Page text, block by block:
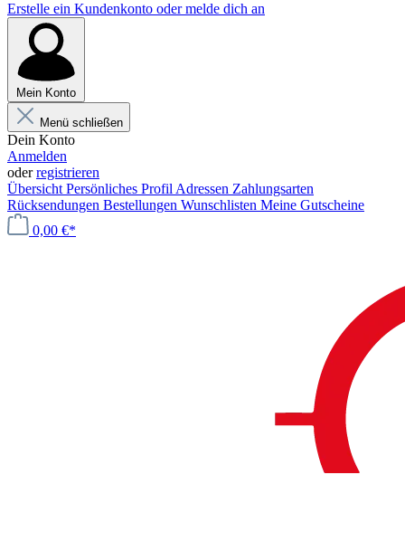
Erstelle ein Kundenkonto oder melde dich an
Mein Konto
Menü schließen
Dein Konto
Anmelden
oderregistrieren
Übersicht Persönliches Profil Adressen Zahlungsarten
Rücksendungen Bestellungen Wunschlisten Meine Gutscheine
0,00 €*